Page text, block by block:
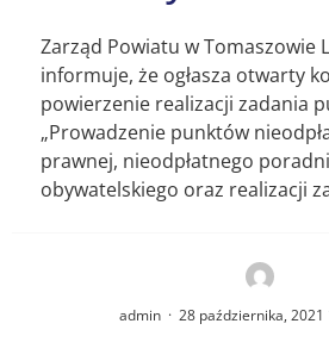
Zarząd Powiatu w Tomaszowie
informuje, że ogłasza otwarty
powierzenie realizacji zadania
„Prowadzenie punktów
prawnej, nieodpłatnego
obywatelskiego oraz realizacji
admin · 28 października, 2021